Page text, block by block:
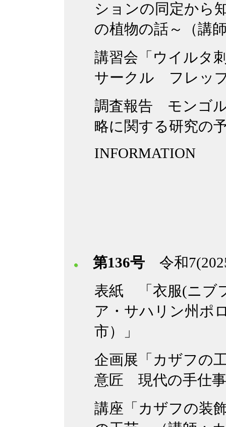
ションの同定から
の植物の話～（講
講習会「ウイルタ
サークル フレッ
調査報告 モンゴ
略に関する研究の
INFORMATION
第136号 令和
表紙 「衣服(ニブ
ア・サハリン州ポ
市）」
企画展「カザフの
意匠 現代の手仕
講座「カザフの装